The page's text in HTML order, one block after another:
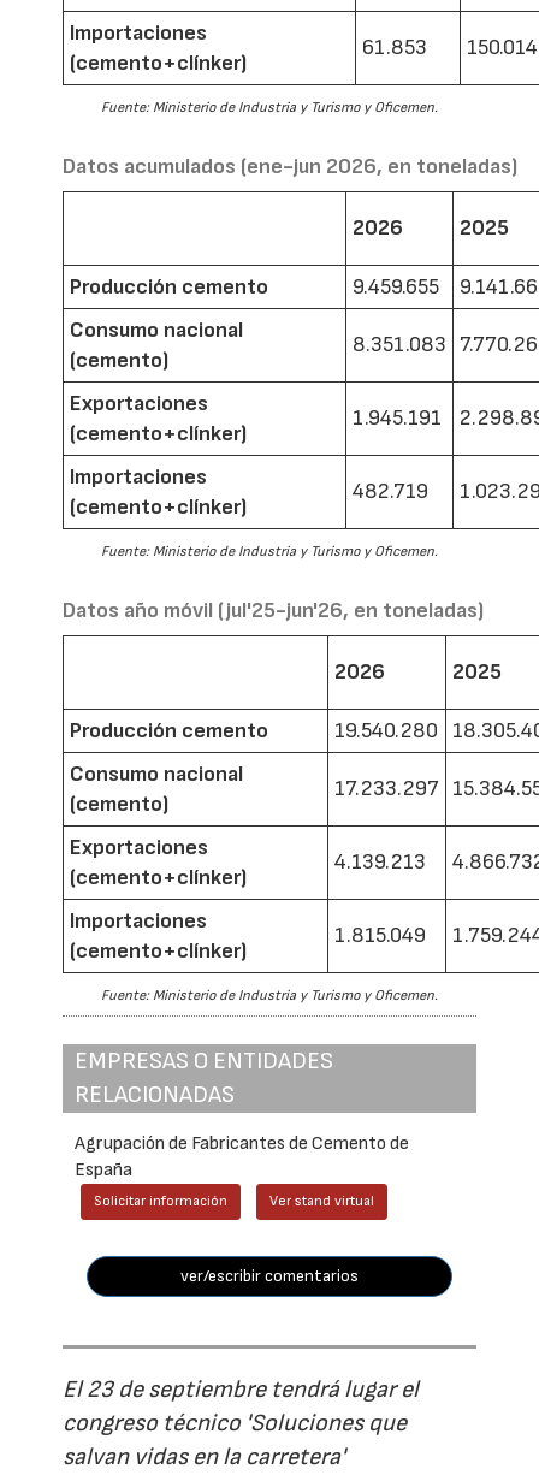
Importaciones
(cemento+clínker)
61.853 150.014
Fuente: Ministerio de Industria y Turismo y Oficemen.
Datos acumulados (ene-jun 2026, en toneladas)
2026 2025
Producción cemento 9.459.655
Consumo nacional
(cemento)
8.351.083
Exportaciones
(cemento+clínker)
1.945.191
Importaciones
(cemento+clínker)
482.719
Fuente: Ministerio de Industria y Turismo y Oficemen.
Datos año móvil (jul'25-jun'26, en toneladas)
2026 2025
Producción cemento 19.540.280
Consumo nacional
(cemento)
17.233.297
Exportaciones
(cemento+clínker)
4.139.213
Importaciones
(cemento+clínker)
1.815.049
Fuente: Ministerio de Industria y Turismo y Oficemen.
EMPRESAS O ENTIDADES
RELACIONADAS
Agrupación de Fabricantes de Cemento de
España
Solicitar información Ver stand virtual
ver/escribir comentarios
El 23 de septiembre tendrá lugar el
congreso técnico 'Soluciones que
salvan vidas en la carretera'